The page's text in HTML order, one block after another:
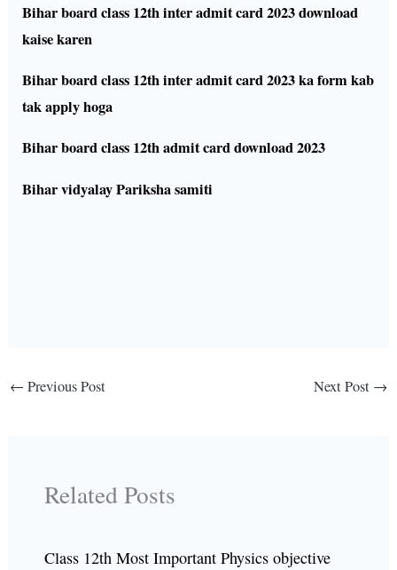
Bihar board class 12th inter admit card 2023 download
kaise karen
Bihar board class 12th inter admit card 2023 ka form kab
tak apply hoga
Bihar board class 12th admit card download 2023
Bihar vidyalay Pariksha samiti
← Previous Post Next Post →
Related Posts
Class 12th Most Important Physics objective